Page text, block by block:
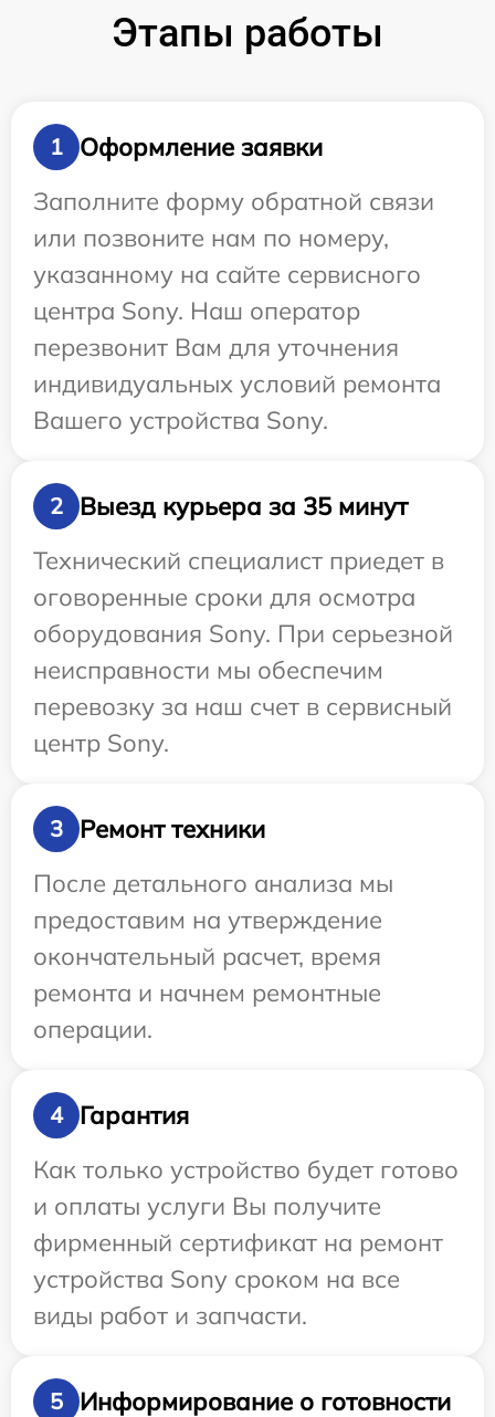
Этапы работы
1
Оформление заявки
Заполните форму обратной связи
или позвоните нам по номеру,
указанному на сайте сервисного
центра Sony. Наш оператор
перезвонит Вам для уточнения
индивидуальных условий ремонта
Вашего устройства Sony.
2
Выезд курьера за 35 минут
Технический специалист приедет в
оговоренные сроки для осмотра
оборудования Sony. При серьезной
неисправности мы обеспечим
перевозку за наш счет в сервисный
центр Sony.
3
Ремонт техники
После детального анализа мы
предоставим на утверждение
окончательный расчет, время
ремонта и начнем ремонтные
операции.
4
Гарантия
Как только устройство будет готово
и оплаты услуги Вы получите
фирменный сертификат на ремонт
устройства Sony сроком на все
виды работ и запчасти.
5 Информирование о готовности